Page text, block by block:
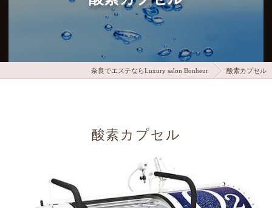
奈良でエステならLuxury salon Bonheur 酸素カプセル
酸素カプセル